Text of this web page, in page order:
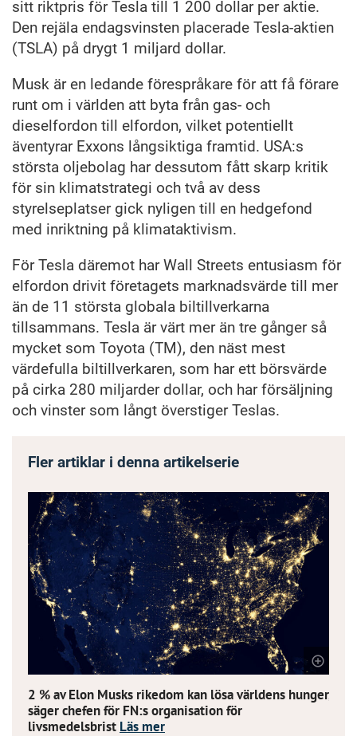
sitt riktpris för Tesla till 1 200 dollar per aktie.
Den rejäla endagsvinsten placerade Tesla-aktien
(TSLA) på drygt 1 miljard dollar.
Musk är en ledande förespråkare för att få förare
runt om i världen att byta från gas- och
dieselfordon till elfordon, vilket potentiellt
äventyrar Exxons långsiktiga framtid. USA:s
största oljebolag har dessutom fått skarp kritik
för sin klimatstrategi och två av dess
styrelseplatser gick nyligen till en hedgefond
med inriktning på klimataktivism.
För Tesla däremot har Wall Streets entusiasm för
elfordon drivit företagets marknadsvärde till mer
än de 11 största globala biltillverkarna
tillsammans. Tesla är värt mer än tre gånger så
mycket som Toyota (TM), den näst mest
värdefulla biltillverkaren, som har ett börsvärde
på cirka 280 miljarder dollar, och har försäljning
och vinster som långt överstiger Teslas.
Fler artiklar i denna artikelserie
2 % av Elon Musks rikedom kan lösa världens hunger,
säger chefen för FN:s organisation för
livsmedelsbrist Läs mer